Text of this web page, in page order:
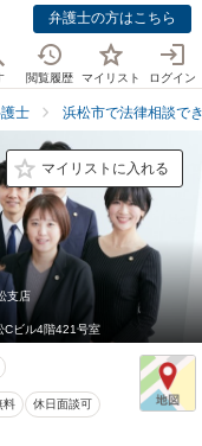
弁護士の方はこちら
閲覧履歴 マイリスト ログイン
士 浜松市で法律相談で
マイリストに入れる
支店
Cビル4階421号室
料 休日面談可